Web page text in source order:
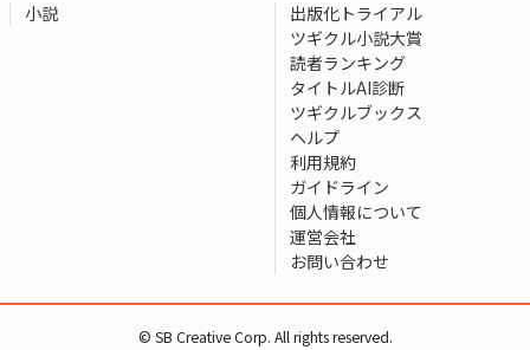
小説
出版化トライアル
ツギクル小説大賞
読者ランキング
タイトルAI診断
ツギクルブックス
ヘルプ
利用規約
ガイドライン
個人情報について
運営会社
お問い合わせ
© SB Creative Corp. All rights reserved.